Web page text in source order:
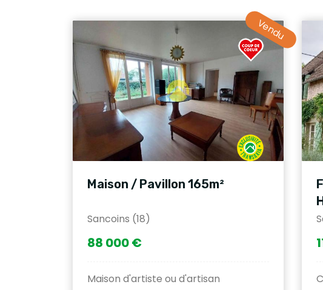
Vendu
Maison / Pavillon 165m²
Sancoins (18)
88 000 €
Maison d'artiste ou d'artisan